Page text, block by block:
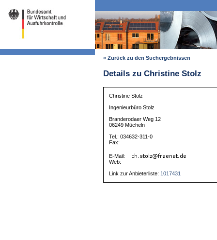
« Zurück zu den Suchergebnissen
Details zu Christine Stolz
Christine Stolz
Ingenieurbüro Stolz
Branderodaer Weg 12
06249 Mücheln
Tel.: 034632-311-0
Fax:
E-Mail:
Web:
Link zur Anbieterliste:1017431